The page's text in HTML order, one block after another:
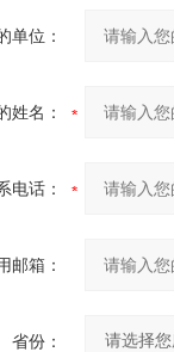
单位：
姓名：
电话：
邮箱：
省份：